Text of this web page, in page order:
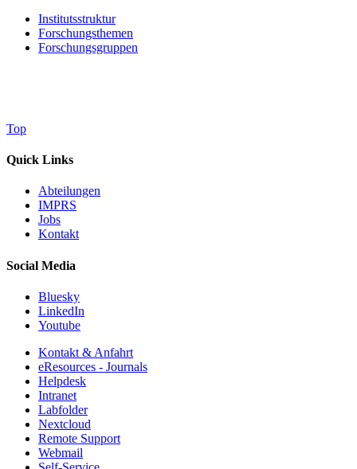
Institutsstruktur
Forschungsthemen
Forschungsgruppen
Top
Quick Links
Abteilungen
IMPRS
Jobs
Kontakt
Social Media
Bluesky
LinkedIn
Youtube
Kontakt & Anfahrt
eResources - Journals
Helpdesk
Intranet
Labfolder
Nextcloud
Remote Support
Webmail